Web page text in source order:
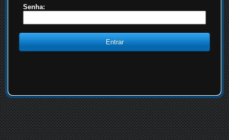
Senha: